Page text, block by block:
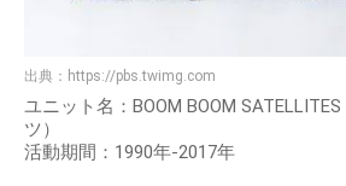
出典： https://pbs.twimg.com
ユニット名：BOOM BOOM
ツ）
活動期間：1990年-2017年